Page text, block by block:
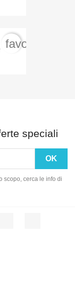
speciali
scopo, cerca le info di